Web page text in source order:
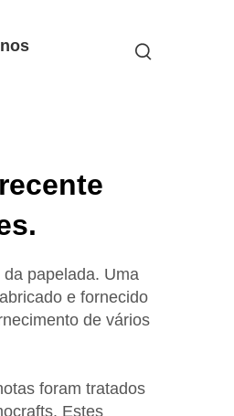
papelada. Uma
e fornecido
de vários
foram tratados
Estes